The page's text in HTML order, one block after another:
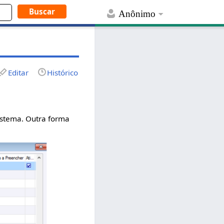
Anônimo
Editar Histórico
Outra forma